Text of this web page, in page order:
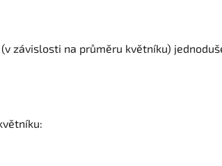
závislosti na průměru květníku)